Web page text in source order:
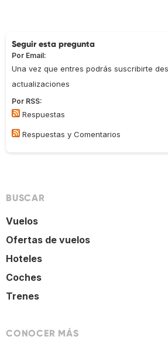
Seguir esta pregunta
Por Email:
Una vez que entres podrás suscribirte
actualizaciones
Por RSS:
Respuestas
Respuestas y Comentarios
BUSCAR
Vuelos
Ofertas de vuelos
Hoteles
Coches
Trenes
CONOCER MÁS